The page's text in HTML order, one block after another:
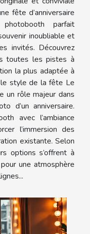
fête d’anniversaire
parfait
inoubliable et
invités. Découvrez
toutes les pistes à
la plus adaptée à
style de la fête Le
un rôle majeur dans
d’un anniversaire.
avec l’ambiance
l’immersion des
existante. Selon
options s’offrent à
une atmosphère